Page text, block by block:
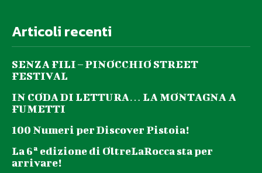
Articoli recenti
SENZA FILI – PINOCCHIO STREET
FESTIVAL
IN CODA DI LETTURA… LA MONTAGNA A
FUMETTI
100 Numeri per Discover Pistoia!
La 6ª edizione di OltreLaRocca sta per
arrivare!